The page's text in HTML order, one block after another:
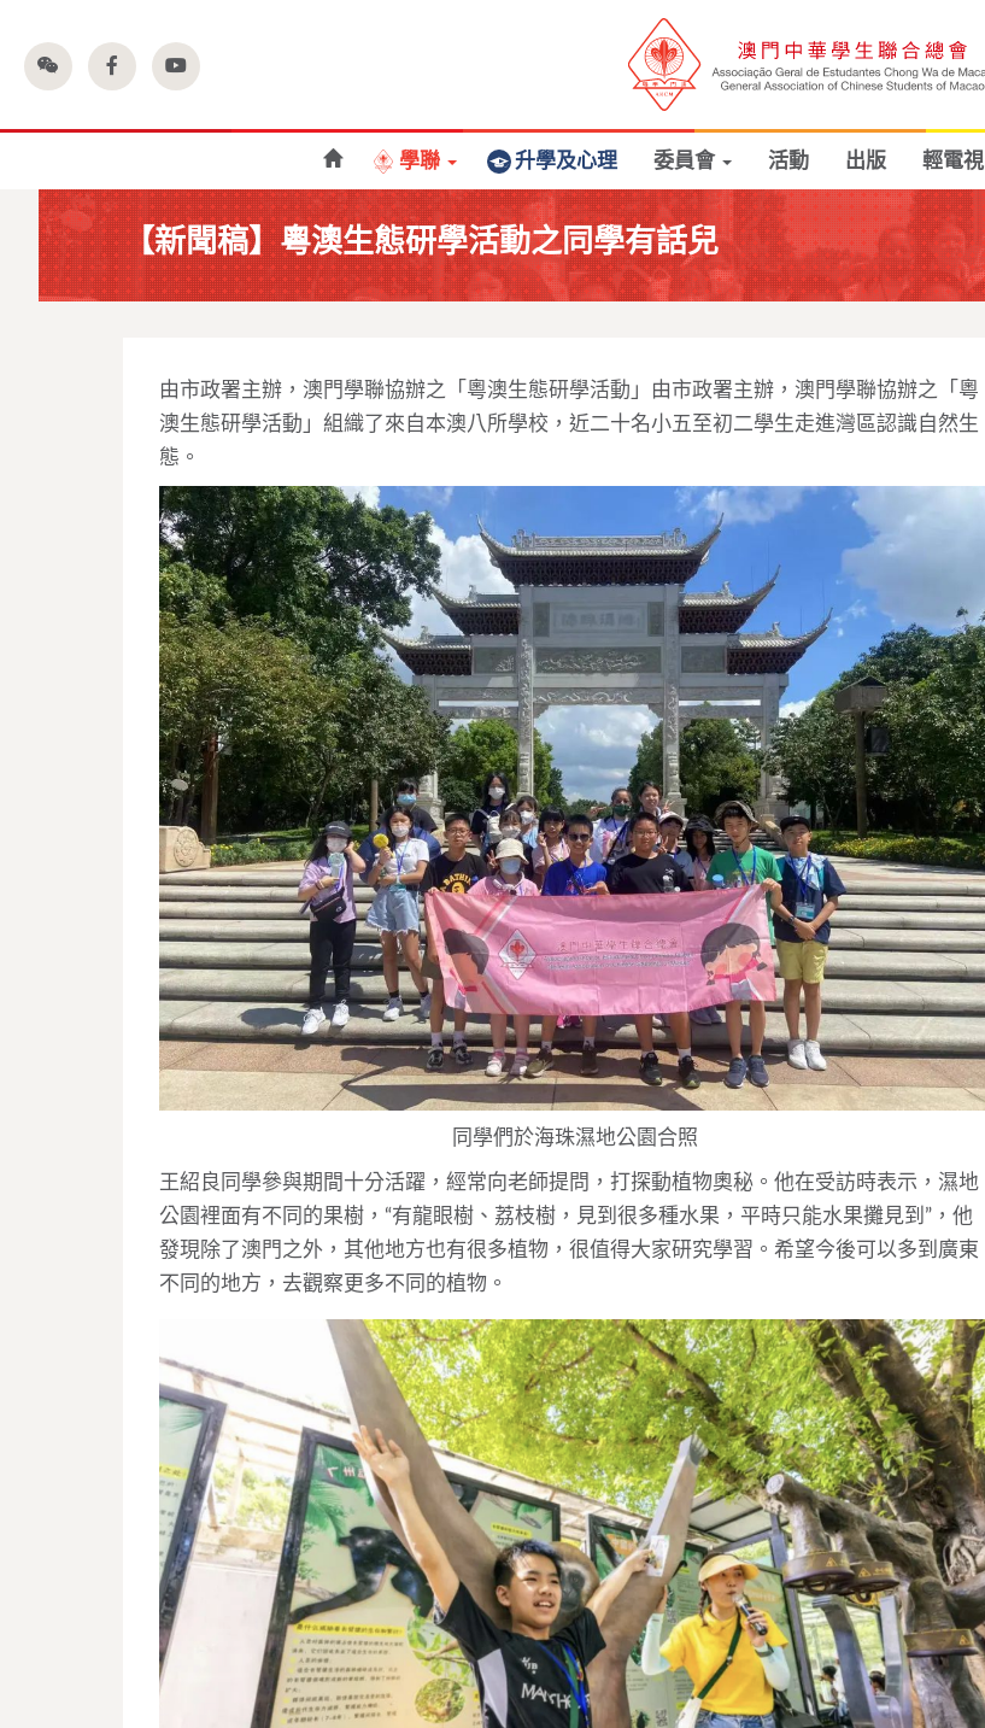
學聯 升學及心理 委員會 活動 出版 輕電視
【新聞稿】粵澳生態研學活動之同學有話兒
由市政署主辦，澳門學聯協辦之「粵澳生態研學活動」由市政署主辦，澳門學聯協辦之「粵
澳生態研學活動」組織了來自本澳八所學校，近二十名小五至初二學生走進灣區認識自然生
態。
同學們於海珠濕地公園合照
王紹良同學參與期間十分活躍，經常向老師提問，打探動植物奧秘。他在受訪時表示，濕地
公園裡面有不同的果樹，“有龍眼樹、荔枝樹，見到很多種水果，平時只能水果攤見到”，他
發現除了澳門之外，其他地方也有很多植物，很值得大家研究學習。希望今後可以多到廣東
不同的地方，去觀察更多不同的植物。